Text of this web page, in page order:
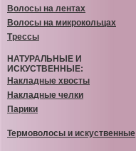
Волосы на лентах
Волосы на микрокольцах
Трессы
НАТУРАЛЬНЫЕ И
ИСКУСТВЕННЫЕ:
Накладные хвосты
Накладные челки
Парики
Термоволосы и искуственные